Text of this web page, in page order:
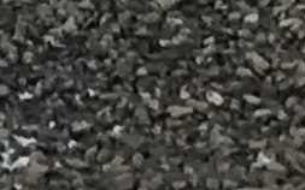
Juridik
Juridisk information
Om oss
Integritetspolicy
Cookiepolicy
Webbplatskarta